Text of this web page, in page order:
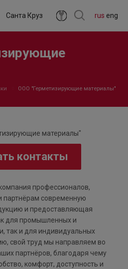
rus eng
Санта Круз
ООО "Герметизирующие материалы"
контакты
профессионалов,
партнёрам современную
и предоставляющая
для промышленных и
так и для индивидуальных
свой труд мы направляем во
партнёров, благодаря чему
комфорт, доступность и